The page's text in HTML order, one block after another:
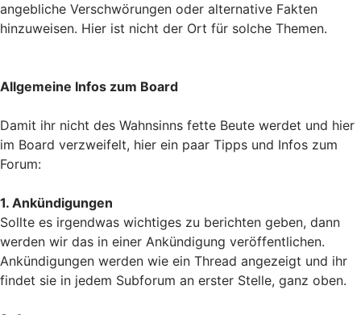
angebliche Verschwörungen oder alternative Fakten
hinzuweisen. Hier ist nicht der Ort für solche Themen.
Allgemeine Infos zum Board
Damit ihr nicht des Wahnsinns fette Beute werdet und hier
im Board verzweifelt, hier ein paar Tipps und Infos zum
Forum:
1. Ankündigungen
Sollte es irgendwas wichtiges zu berichten geben, dann
werden wir das in einer Ankündigung veröffentlichen.
Ankündigungen werden wie ein Thread angezeigt und ihr
findet sie in jedem Subforum an erster Stelle, ganz oben.